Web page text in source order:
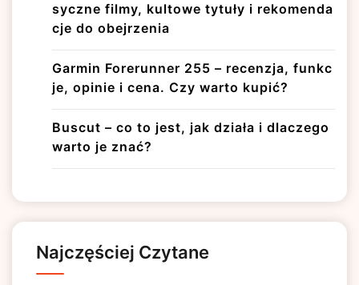
syczne filmy, kultowe tytuły i rekomenda
cje do obejrzenia
Garmin Forerunner 255 – recenzja, funkc
je, opinie i cena. Czy warto kupić?
Buscut – co to jest, jak działa i dlaczego
warto je znać?
Najczęściej Czytane